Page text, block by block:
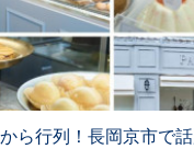
ら行列！長岡京市で